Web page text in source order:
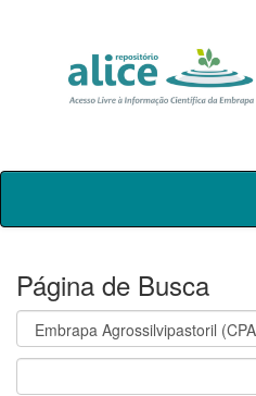
Skip
Página de Busca